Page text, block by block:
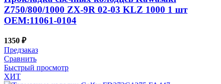
Z750/800/1000 ZX-9R 02-03 KLZ 1000 1 шт
OEM:11061-0104
1350 ₽
Предзаказ
Сравнить
Быстрый просмотр
ХИТ